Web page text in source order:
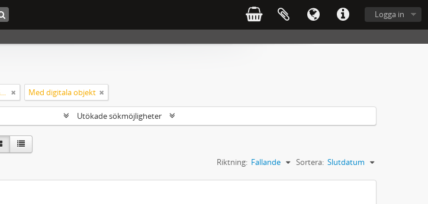
Logga in
Koralbok: Melodierna till nr 1-118 uti Gamla Psalmboken, enstämmigt satta Med digitala objekt
Utökade sökmöjligheter
Sortera: Slutdatum
Riktning: Fallande